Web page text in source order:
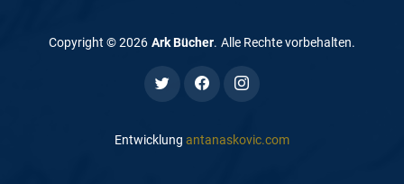
Copyright ©2026 Ark Bücher. Alle Rechte vorbehalten.
Entwicklung antanaskovic.com